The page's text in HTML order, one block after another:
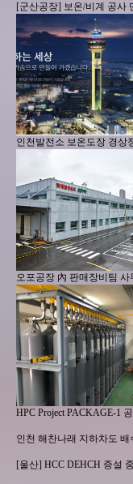
[군산공장] 보온/비계 공사
인천발전소 보온도장 경상
오포공장 內 판매장비팀
HPC Project PACKAGE-1
인천 해찬나래 지하차도
[울산] HCC DEHCH 증설